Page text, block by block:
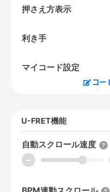
押さえ方表示
利き手
マイコード設定
コー
U-FRET機能
自動スクロール速度
ー